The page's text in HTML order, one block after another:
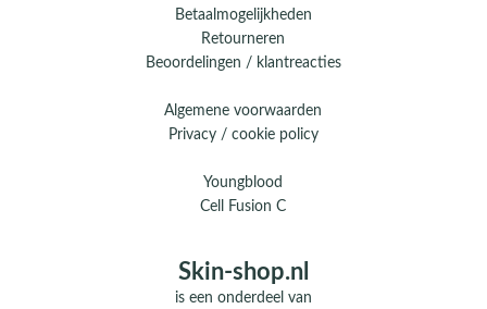
Betaalmogelijkheden
Retourneren
Beoordelingen / klantreacties
Algemene voorwaarden
Privacy / cookie policy
Youngblood
Cell Fusion C
Skin-shop.nl
is een onderdeel van